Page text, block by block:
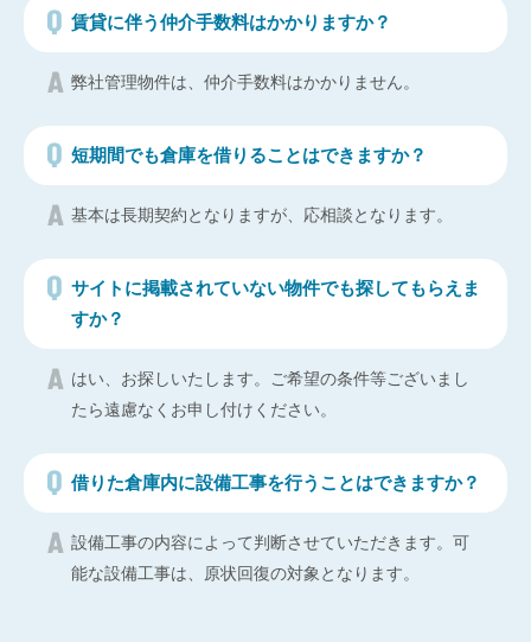
賃貸に伴う仲介手数料はかかりますか？
弊社管理物件は、仲介手数料はかかりません。
短期間でも倉庫を借りることはできますか？
基本は長期契約となりますが、応相談となります。
サイトに掲載されていない物件でも探してもらえま
すか？
はい、お探しいたします。ご希望の条件等ございまし
たら遠慮なくお申し付けください。
借りた倉庫内に設備工事を行うことはできますか？
設備工事の内容によって判断させていただきます。可
能な設備工事は、原状回復の対象となります。